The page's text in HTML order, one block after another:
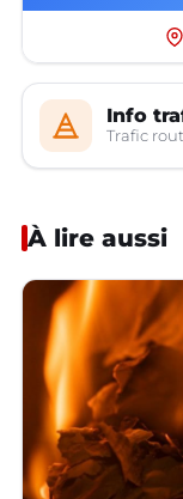
Info
Trafic
À lire aussi